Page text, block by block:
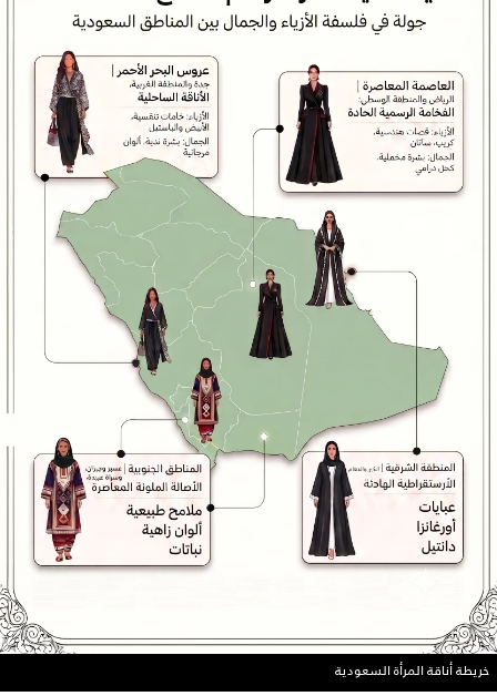
خريطة أناقة المرأة السعودية